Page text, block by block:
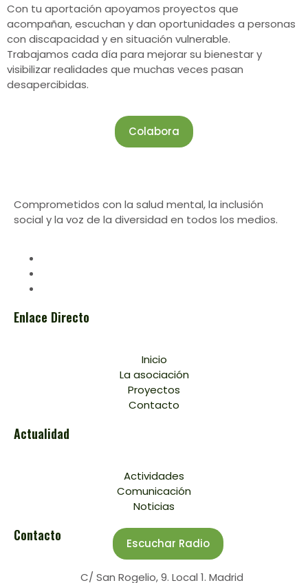
Con tu aportación apoyamos proyectos que
acompañan, escuchan y dan oportunidades a personas
con discapacidad y en situación vulnerable.
Trabajamos cada día para mejorar su bienestar y
visibilizar realidades que muchas veces pasan
desapercibidas.
Colabora
Comprometidos con la salud mental, la inclusión
social y la voz de la diversidad en todos los medios.
Enlace Directo
Inicio
La asociación
Proyectos
Contacto
Actualidad
Actividades
Comunicación
Noticias
Contacto
C/ San Rogelio, 9. Local 1. Madrid
Escuchar Radio